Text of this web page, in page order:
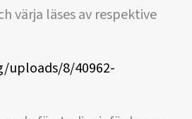
värja läses av respektive
8/40962-